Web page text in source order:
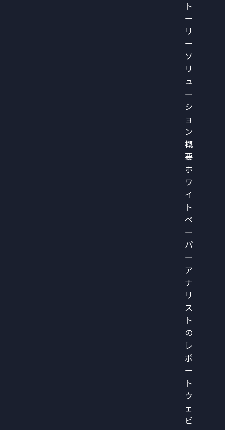
ト
ー
リ
ー
ソ
リ
ュ
ー
シ
ョ
ン
概
要
ホ
ワ
イ
ト
ペ
ー
パ
ー
ア
ナ
リ
ス
ト
の
レ
ポ
ー
ト
ウ
ェ
ビ